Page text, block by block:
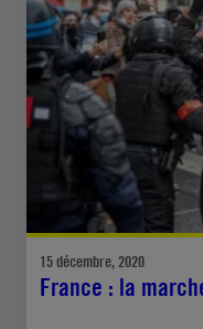
15 décembre, 2020
France : la